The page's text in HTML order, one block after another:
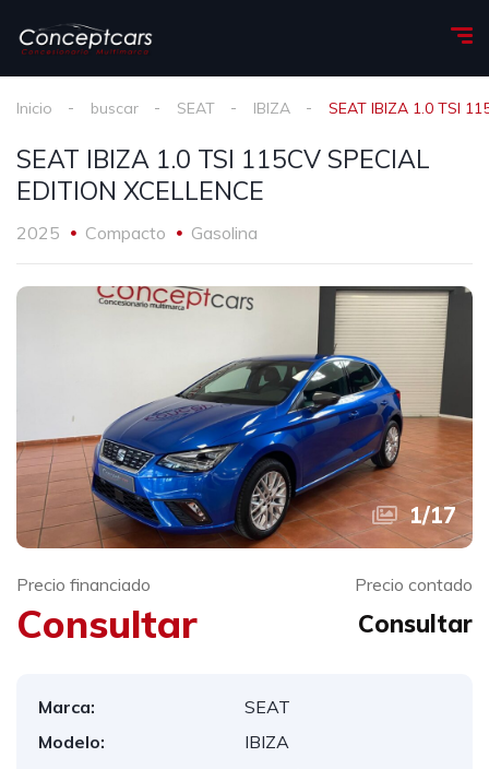
Inicio buscar SEAT IBIZA SEAT IBIZA 1.0 TSI
SEAT IBIZA 1.0 TSI 115CV SPECIAL
EDITION XCELLENCE
2025 Compacto Gasolina
1/17
Precio financiado
Consultar
Precio contado
Consultar
Marca:
SEAT
Modelo:
IBIZA